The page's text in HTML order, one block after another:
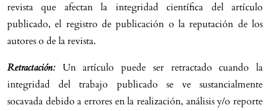
revista que afectan la integridad científica del artículo
publicado, el registro de publicación o la reputación de los
autores o de la revista.
Retractación: Un artículo puede ser retractado cuando la
integridad del trabajo publicado se ve sustancialmente
socavada debido a errores en la realización, análisis y/o reporte